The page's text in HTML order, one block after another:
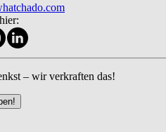
– wir verkraften das!